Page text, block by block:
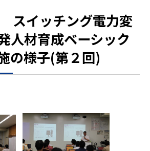
スイッチング電力変
人材育成ベーシック
の様子(第２回)